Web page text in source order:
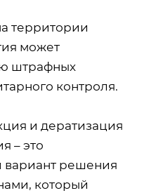
территории
может
штрафных
контроля.
и дератизация
– это
вариант решения
который